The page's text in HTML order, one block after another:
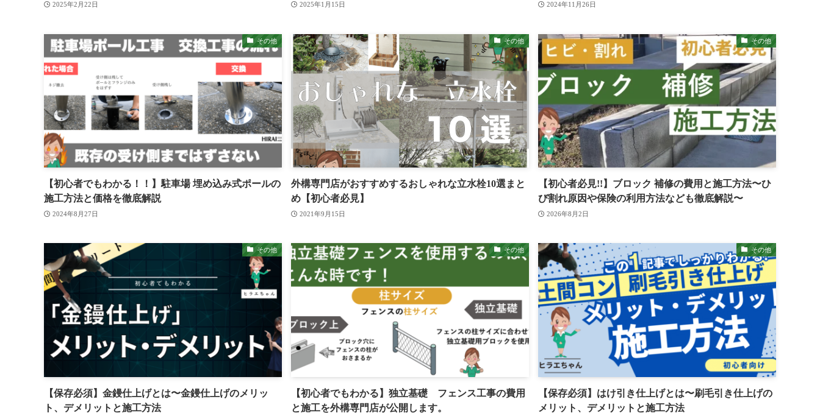
2025年2月22日 2025年1月15日 2024年11月26日
その他
【初心者でもわかる！！】駐車場 埋め込み式ポールの
施工方法と価格を徹底解説
2024年8月27日
その他
外構専門店がおすすめするおしゃれな立水栓10選まと
め【初心者必見】
2021年9月15日
その他
【初心者必見!!】ブロック 補修の費用と施工方法〜ひ
び割れ原因や保険の利用方法なども徹底解説〜
2026年8月2日
その他
【保存必須】金鏝仕上げとは〜金鏝仕上げのメリッ
ト、デメリットと施工方法
その他
【初心者でもわかる】独立基礎 フェンス工事の費用
と施工を外構専門店が公開します。
その他
【保存必須】はけ引き仕上げとは〜刷毛引き仕上げの
メリット、デメリットと施工方法